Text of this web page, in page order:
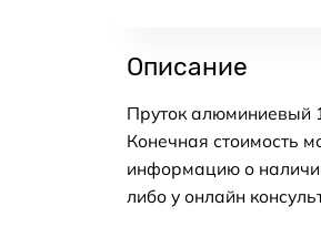
Описание
Пруток алюминиевый
Конечная стоимость
информацию о
либо у онлайн